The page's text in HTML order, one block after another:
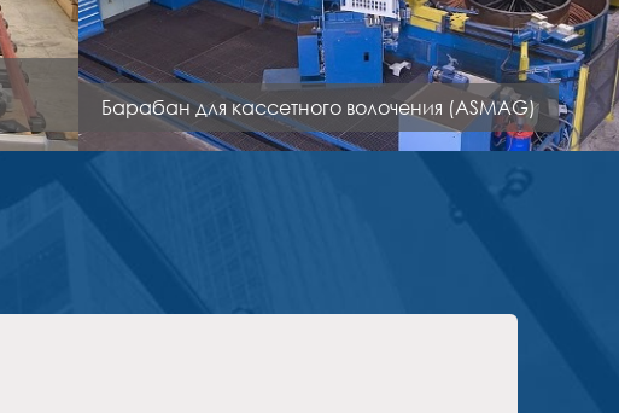
Барабан для кассетного волочения (ASMAG)